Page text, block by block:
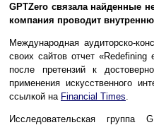
GPTZero связала найденные
компания проводит
Международная аудиторско-
своих сайтов отчет
после претензий к
применения искусственного
ссылкой на Financial Times
Исследовательская группа